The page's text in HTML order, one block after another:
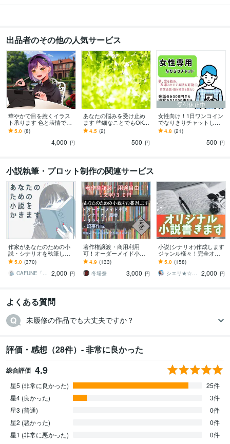
出品者のその他の人気サービス
華やかで目を惹くイラス
ト承ります 色と表情で魅
せる、貴方だけの特別な
一枚をお作りします❁⃘
5.0 (8)
4,000 円
あなたの悩みを受け止め
ます 些細なことでもOK。
どんな悩みでも、吐き出
して。
4.5 (2)
500 円
受付休止中
女性向け！1日ワンコイン
でなりきりチャットしま
す 小説家が、推しとの会
話を叶えます♪
4.8 (21)
500 円
小説執筆・プロット制作の関連サービス
作家があなたのための小
説・シナリオを執筆しま
す ✴︎実績300以上✴︎小説・
シナリオ・プロット執筆
いたします
5.0 (370)
CAFUNE「カフネ」 2,000 円
著作権譲渡・商用利用
可！オーダーメイド小説
書きます 小説、シナリ
オ、リライト、記事作
成。純文学からラノベま
4.9 (133)
冬場蚕
3,000 円
小説(シナリオ)作成します
ジャンル様々！完全オリ
ジナルから夢小説までO
K！
5.0 (158)
シエリ★☆web·シナリオライター
2,000 円
よくある質問
未履修の作品でも大丈夫ですか？
評価・感想（28件）- 非常に良かった
総合評価 4.9
星5 (非常に良かった)
25件
星4 (良かった)
3件
星3 (普通)
0件
星2 (悪かった)
0件
星1 (非常に悪かった)
0件